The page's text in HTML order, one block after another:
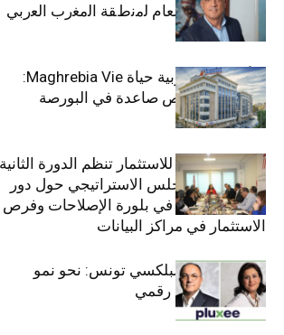
ﻣﻧﺻب اﻟﻣدﯾر اﻟﻌﺎم ﻟﻣﻧطﻘﺔ اﻟﻣﻐرب اﻟﻌرﺑﻲ
وﻏرب أﻓرﯾﻘﯾﺎ
التأمينات المغربية حياة Maghrebia Vie:
فاعل رائد بفرص صاعدة في البورصة
(+34.8%)
الهيئة التونسية للاستثمار تنظم الدورة الثانية
والعشرين للمجلس الاستراتيجي حول دور
القطاع الخاص في بلورة الإصلاحات وفرص
الاستثمار في مراكز البيانات
قيادة مزدوجة لبلكسي تونس: نحو نمو
متسارع وتحول رقمي